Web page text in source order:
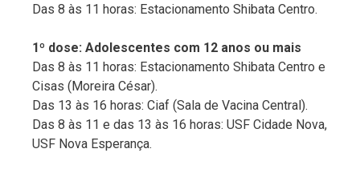
Das 8 às 11 horas: Estacionamento Shibata Centro.
1º dose: Adolescentes com 12 anos ou mais
Das 8 às 11 horas: Estacionamento Shibata Centro e
Cisas (Moreira César).
Das 13 às 16 horas: Ciaf (Sala de Vacina Central).
Das 8 às 11 e das 13 às 16 horas: USF Cidade Nova,
USF Nova Esperança.